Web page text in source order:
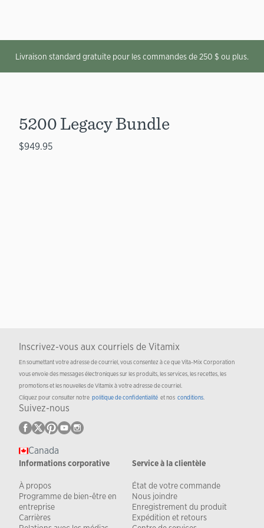
Livraison standard gratuite pour les commandes de 250 $ ou plus.
5200 Legacy Bundle
$949.95
Inscrivez-vous aux courriels de Vitamix
En soumettant votre adresse de courriel, vous consentez à ce que Vita-Mix Corporation
vous envoie des messages électroniques sur les produits, les services, les recettes, les
promotions et les nouvelles de Vitamix à votre adresse de courriel.
Cliquez pour consulter notre politique de confidentialité et nos conditions.
Suivez-nous
Canada
Informations corporative
À propos
Programme de bien-être en
entreprise
Carrières
Service à la clientèle
État de votre commande
Nous joindre
Enregistrement du produit
Expédition et retours